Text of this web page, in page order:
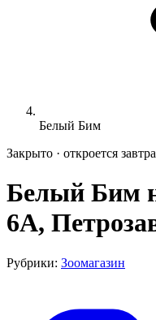
Белый Бим
Закрыто · откроется
Белый Бим
6А,
Рубрики: Зоомагазин